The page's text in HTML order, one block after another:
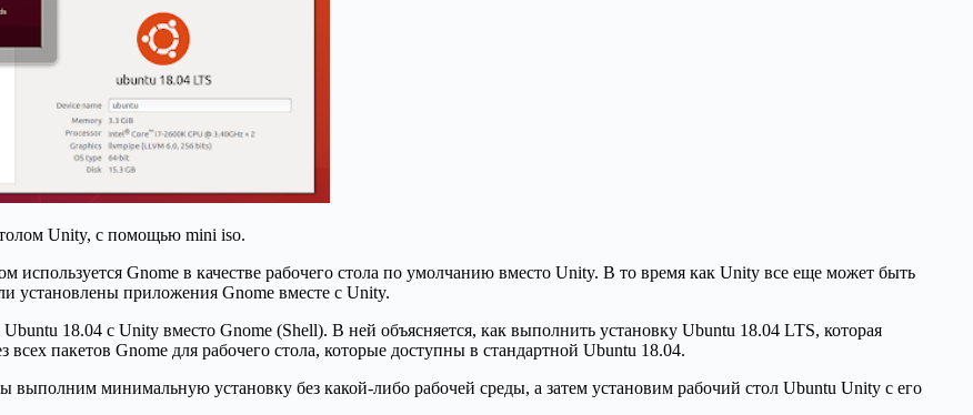
Unity, с помощью mini iso.
Gnome в качестве рабочего стола по умолчанию вместо Unity. В то время как Unity все еще может быть
установлены приложения Gnome вместе с Unity.
Ubuntu 18.04 с Unity вместо Gnome (Shell). В ней объясняется, как выполнить установку Ubuntu 18.04 LTS, которая
пакетов Gnome для рабочего стола, которые доступны в стандартной Ubuntu 18.04.
выполним минимальную установку без какой-либо рабочей среды, а затем установим рабочий стол Ubuntu Unity с его